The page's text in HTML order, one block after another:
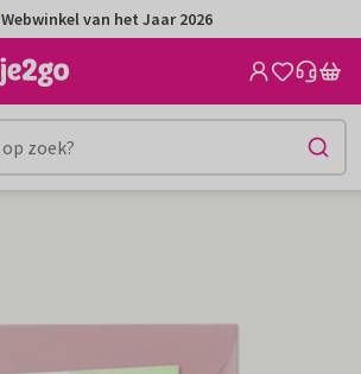
Webwinkel van het Jaar 2026